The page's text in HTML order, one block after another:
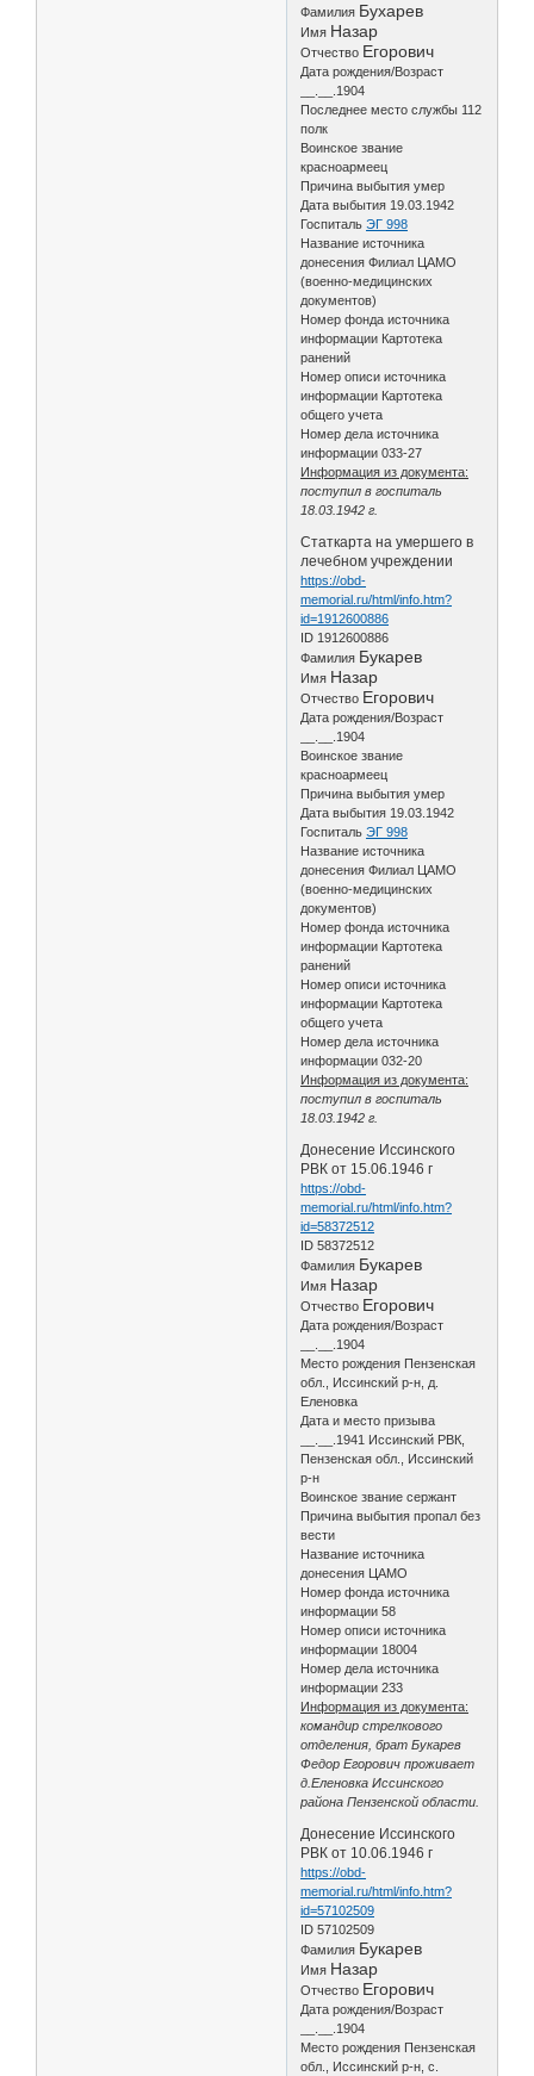
Фамилия Бухарев
Имя Назар
Отчество Егорович
Дата рождения/Возраст
__.__.1904
Последнее место службы 112
полк
Воинское звание
красноармеец
Причина выбытия умер
Дата выбытия 19.03.1942
ГоспитальЭГ 998
Название источника
донесения Филиал ЦАМО
(военно-медицинских
документов)
Номер фонда источника
информации Картотека
ранений
Номер описи источника
информации Картотека
общего учета
Номер дела источника
информации 033-27
Информация из документа:
поступил в госпиталь
18.03.1942 г.
Статкарта на умершего в
лечебном учреждении
https://obd-
memorial.ru/html/info.htm?
id=1912600886
ID 1912600886
Фамилия Букарев
Имя Назар
Отчество Егорович
Дата рождения/Возраст
__.__.1904
Воинское звание
красноармеец
Причина выбытия умер
Дата выбытия 19.03.1942
ГоспитальЭГ 998
Название источника
донесения Филиал ЦАМО
(военно-медицинских
документов)
Номер фонда источника
информации Картотека
ранений
Номер описи источника
информации Картотека
общего учета
Номер дела источника
информации 032-20
Информация из документа:
поступил в госпиталь
18.03.1942 г.
Донесение Иссинского
РВК от 15.06.1946 г
https://obd-
memorial.ru/html/info.htm?
id=58372512
ID 58372512
Фамилия Букарев
Имя Назар
Отчество Егорович
Дата рождения/Возраст
__.__.1904
Место рождения Пензенская
обл., Иссинский р-н, д.
Еленовка
Дата и место призыва
__.__.1941 Иссинский РВК,
Пензенская обл., Иссинский
р-н
Воинское звание сержант
Причина выбытия пропал без
вести
Название источника
донесения ЦАМО
Номер фонда источника
информации 58
Номер описи источника
информации 18004
Номер дела источника
информации 233
Информация из документа:
командир стрелкового
отделения, брат Букарев
Федор Егорович проживает
д.Еленовка Иссинского
района Пензенской области.
Донесение Иссинского
РВК от 10.06.1946 г
https://obd-
memorial.ru/html/info.htm?
id=57102509
ID 57102509
Фамилия Букарев
Имя Назар
Отчество Егорович
Дата рождения/Возраст
__.__.1904
Место рождения Пензенская
обл., Иссинский р-н, с.